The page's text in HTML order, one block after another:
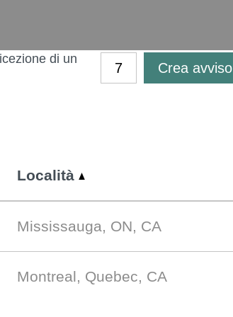
di un
Crea avviso
Località
Mississauga, ON, CA
Montreal, Quebec, CA